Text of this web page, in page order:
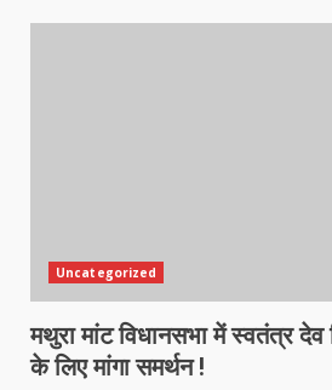
Uncategorized
मथुरा मांट विधानसभा में स्वतंत्र
के लिए मांगा समर्थन !